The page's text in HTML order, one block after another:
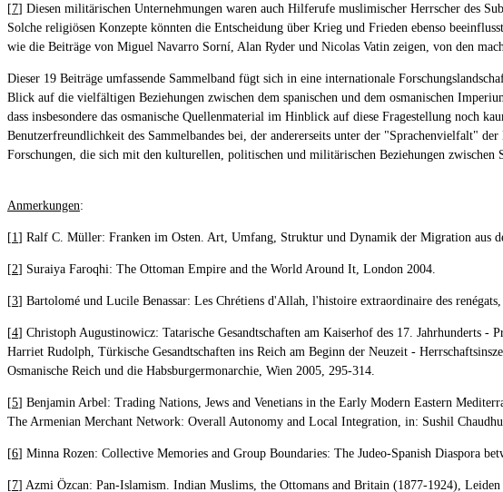
[7] Diesen militärischen Unternehmungen waren auch Hilferufe muslimischer Herrscher des
Solche religiösen Konzepte könnten die Entscheidung über Krieg und Frieden ebenso
wie die Beiträge von Miguel Navarro Sorní, Alan Ryder und Nicolas Vatin zeigen, von den
Dieser 19 Beiträge umfassende Sammelband fügt sich in eine internationale
Blick auf die vielfältigen Beziehungen zwischen dem spanischen und dem osmanischen
dass insbesondere das osmanische Quellenmaterial im Hinblick auf diese Fragestellung noch
Benutzerfreundlichkeit des Sammelbandes bei, der andererseits unter der "Sprachenvielfalt"
Forschungen, die sich mit den kulturellen, politischen und militärischen Beziehungen zwischen
Anmerkungen:
[1 ] Ralf C. Müller: Franken im Osten. Art, Umfang, Struktur und Dynamik der Migration aus
[2] Suraiya Faroqhi: The Ottoman Empire and the World Around It, London 2004.
[3] Bartolomé und Lucile Benassar: Les Chrétiens d'Allah, l'histoire extraordinaire des
[4] Christoph Augustinowicz: Tatarische Gesandtschaften am Kaiserhof des 17. Jahrhunderts
Harriet Rudolph, Türkische Gesandtschaften ins Reich am Beginn der Neuzeit -
Osmanische Reich und die Habsburgermonarchie, Wien 2005, 295-314.
[5] Benjamin Arbel: Trading Nations, Jews and Venetians in the Early Modern Eastern
The Armenian Merchant Network: Overall Autonomy and Local Integration, in: Sushil
[6] Minna Rozen: Collective Memories and Group Boundaries: The Judeo-Spanish Diaspora
[7] Azmi Özcan: Pan-Islamism. Indian Muslims, the Ottomans and Britain (1877-1924), Leiden